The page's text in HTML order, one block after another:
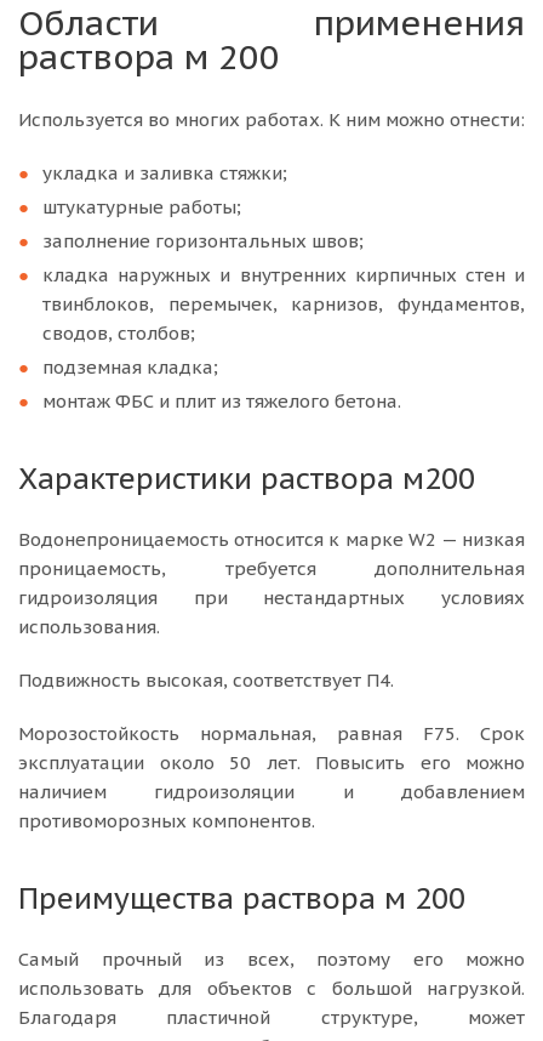
Области применения
раствора м 200
Используется во многих работах. К ним можно отнести:
укладка и заливка стяжки;
штукатурные работы;
заполнение горизонтальных швов;
кладка наружных и внутренних кирпичных стен и
твинблоков, перемычек, карнизов, фундаментов,
сводов, столбов;
подземная кладка;
монтаж ФБС и плит из тяжелого бетона.
Характеристики раствора м200
Водонепроницаемость относится к марке W2 — низкая
проницаемость, требуется дополнительная
гидроизоляция при нестандартных условиях
использования.
Подвижность высокая, соответствует П4.
Морозостойкость нормальная, равная F75. Срок
эксплуатации около 50 лет. Повысить его можно
наличием гидроизоляции и добавлением
противоморозных компонентов.
Преимущества раствора м 200
Самый прочный из всех, поэтому его можно
использовать для объектов с большой нагрузкой.
Благодаря пластичной структуре, может